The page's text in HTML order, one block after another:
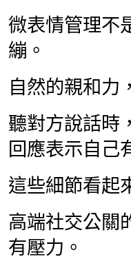
微表情管理不
繃。
自然的親和力
聽對方說話時
回應表示自己
這些細節看起
高端社交公關
有壓力。